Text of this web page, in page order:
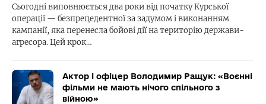
Сьогодні виповнюється два роки від початку Курської
операції — безпрецедентної за задумом і виконанням
кампанії, яка перенесла бойові дії на територію держави-
агресора. Цей крок…
Актор і офіцер Володимир Ращук: «Воєнні
фільми не мають нічого спільного з
війною»